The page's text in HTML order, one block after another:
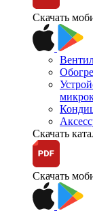
Скачать
Скачать
Скачать